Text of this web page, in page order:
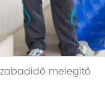
melegítő